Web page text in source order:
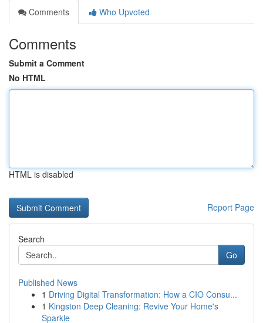
Comments
Who Upvoted
Comments
Submit a Comment
No HTML
HTML is disabled
Report Page
Search
Go
Published News
1 Driving Digital Transformation: How a CIO Consu...
1 Kingston Deep Cleaning: Revive Your Home's
Sparkle